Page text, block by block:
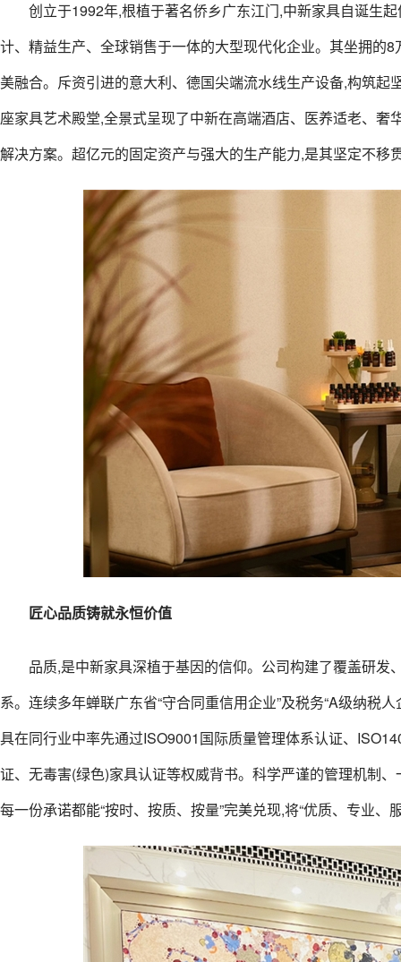
创立于1992年,根植于著名侨乡广东江门,中新家具自诞生
计、精益生产、全球销售于一体的大型现代化企业。其坐拥的
美融合。斥资引进的意大利、德国尖端流水线生产设备,构筑
座家具艺术殿堂,全景式呈现了中新在高端酒店、医养适老、
解决方案。超亿元的固定资产与强大的生产能力,是其坚定不移
匠心品质铸就永恒价值
品质,是中新家具深植于基因的信仰。公司构建了覆盖研
系。连续多年蝉联广东省“守合同重信用企业”及税务“A级纳税
具在同行业中率先通过ISO9001国际质量管理体系认证、
证、无毒害(绿色)家具认证等权威背书。科学严谨的管理机制
每一份承诺都能“按时、按质、按量”完美兑现,将“优质、专业